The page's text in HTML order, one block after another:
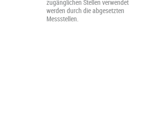
zugänglichen Stellen verwendet
werden durch die abgesetzten
Messstellen.